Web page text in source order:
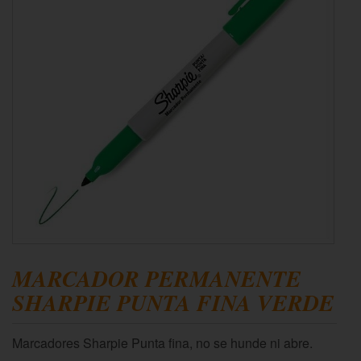
MARCADOR PERMANENTE
SHARPIE PUNTA FINA VERDE
Marcadores Sharpie Punta fina, no se hunde ni abre.